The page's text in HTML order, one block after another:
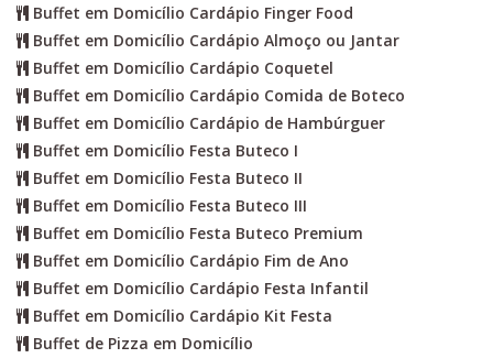
Buffet em Domicílio Cardápio Finger Food
Buffet em Domicílio Cardápio Almoço ou Jantar
Buffet em Domicílio Cardápio Coquetel
Buffet em Domicílio Cardápio Comida de Boteco
Buffet em Domicílio Cardápio de Hambúrguer
Buffet em Domicílio Festa Buteco I
Buffet em Domicílio Festa Buteco II
Buffet em Domicílio Festa Buteco III
Buffet em Domicílio Festa Buteco Premium
Buffet em Domicílio Cardápio Fim de Ano
Buffet em Domicílio Cardápio Festa Infantil
Buffet em Domicílio Cardápio Kit Festa
Buffet de Pizza em Domicílio